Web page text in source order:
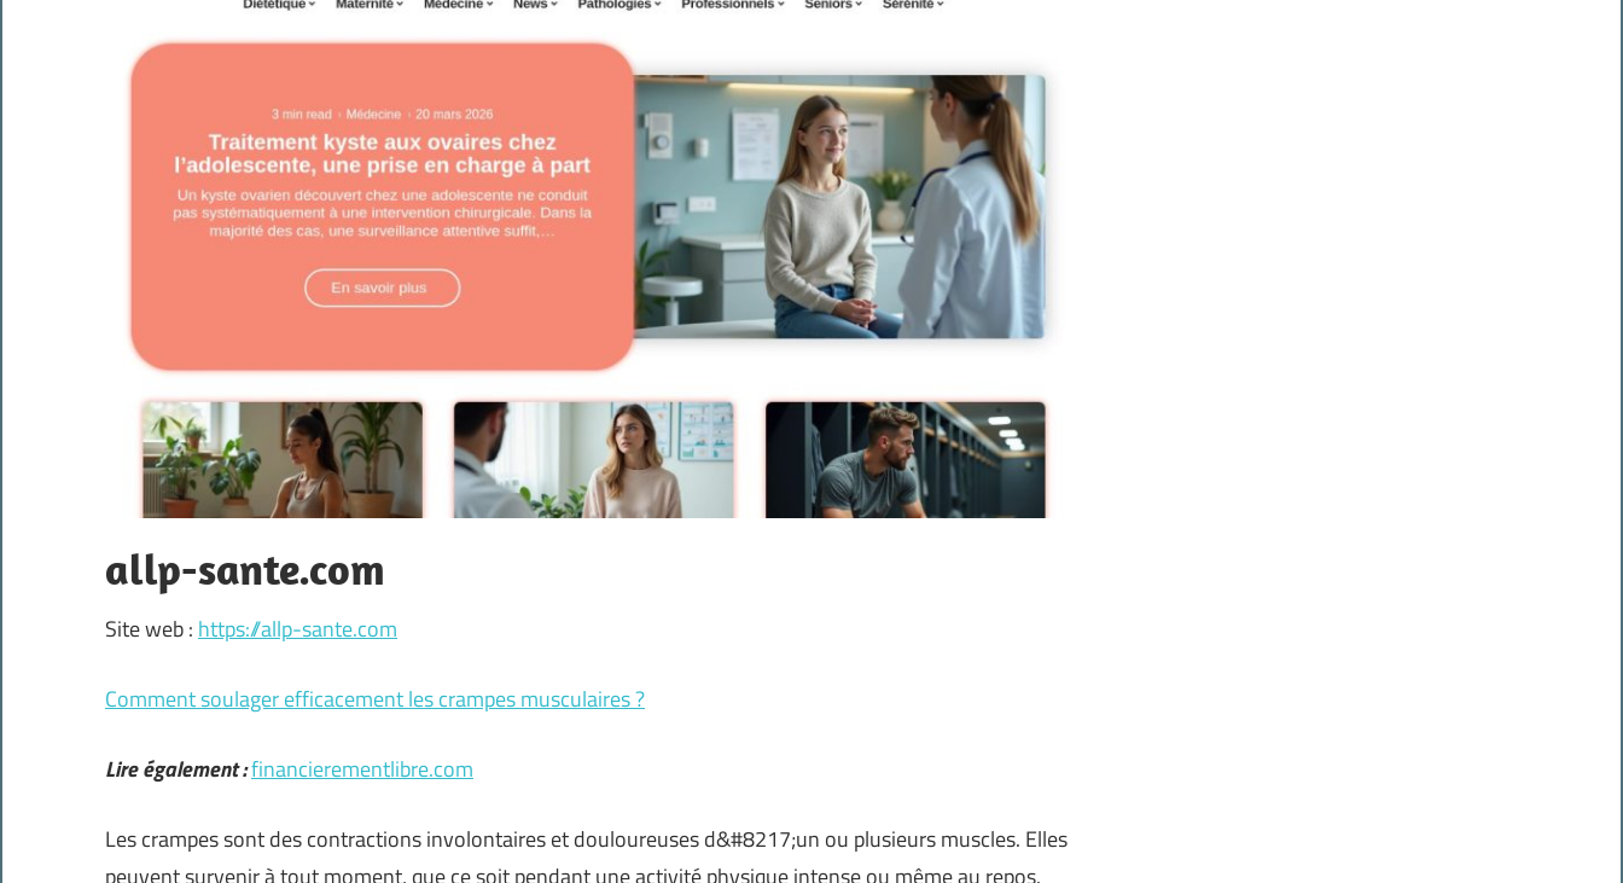
allp-sante.com
Site web : https://allp-sante.com
Comment soulager efficacement les crampes musculaires ?
Lire également :financierementlibre.com
Les crampes sont des contractions involontaires et douloureuses d&#8217;un ou plusieurs muscles. Elles